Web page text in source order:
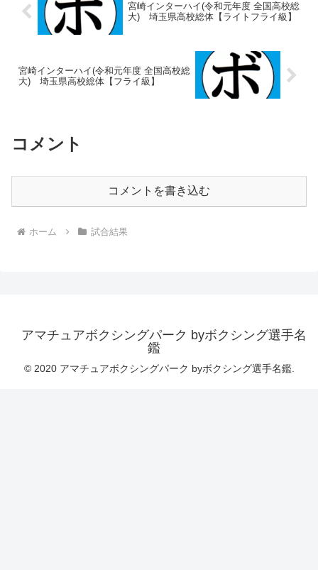
宮崎インターハイ(令和元年度 全国高校総
大) 埼玉県高校総体【ライトフライ級】
宮崎インターハイ(令和元年度 全国高校総
大) 埼玉県高校総体【フライ級】
コメント
コメントを書き込む
ホーム 試合結果
アマチュアボクシングパーク byボクシング選手名
鑑
© 2020 アマチュアボクシングパーク byボクシング選手名鑑.